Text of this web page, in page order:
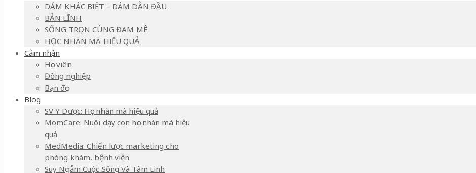
DÁM KHÁC BIỆT – DÁM DẪN ĐẦU
BẢN LĨNH
SỐNG TRỌN CÙNG ĐAM MÊ
HỌC NHÀN MÀ HIỆU QUẢ
Cảm nhận
Học viên
Đồng nghiệp
Bạn đọc
Blog
SV Y Dược: Học nhàn mà hiệu quả
MomCare: Nuôi dạy con học nhàn mà hiệu
quả
MedMedia: Chiến lược marketing cho
phòng khám, bệnh viện
Suy Ngẫm Cuộc Sống Và Tâm Linh